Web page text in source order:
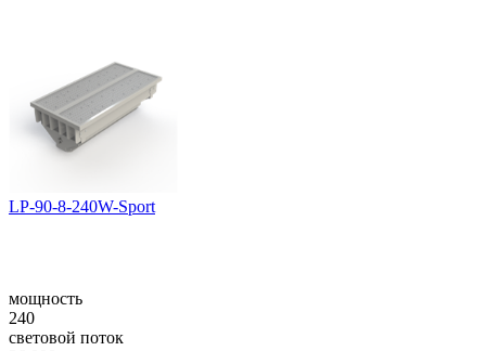
LP-90-8-240W-Sport
мощность
240
световой поток